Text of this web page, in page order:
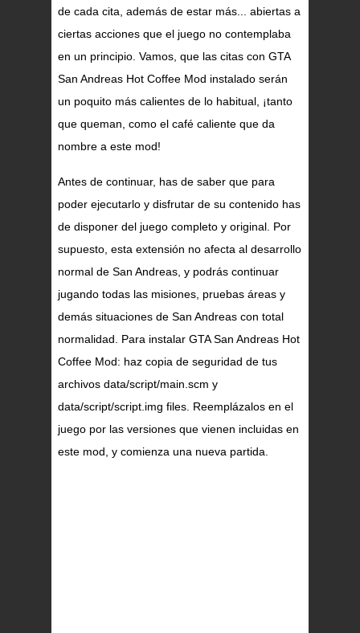
de cada cita, además de estar más... abiertas a
ciertas acciones que el juego no contemplaba
en un principio. Vamos, que las citas con GTA
San Andreas Hot Coffee Mod instalado serán
un poquito más calientes de lo habitual, ¡tanto
que queman, como el café caliente que da
nombre a este mod!
Antes de continuar, has de saber que para
poder ejecutarlo y disfrutar de su contenido has
de disponer del juego completo y original. Por
supuesto, esta extensión no afecta al desarrollo
normal de San Andreas, y podrás continuar
jugando todas las misiones, pruebas áreas y
demás situaciones de San Andreas con total
normalidad. Para instalar GTA San Andreas Hot
Coffee Mod: haz copia de seguridad de tus
archivos data/script/main.scm y
data/script/script.img files. Reemplázalos en el
juego por las versiones que vienen incluidas en
este mod, y comienza una nueva partida.